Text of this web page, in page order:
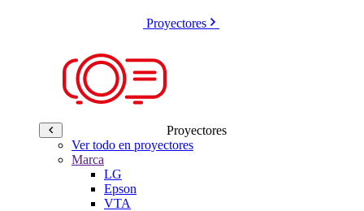
Proyectores
Proyectores
Ver todo en proyectores
Marca
LG
Epson
VTA